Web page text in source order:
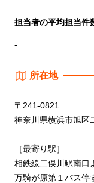
担当者の平均担当件
-
所在地
〒241-0821
神奈川県横浜市旭区
［最寄り駅］
相鉄線二俣川駅南口
万騎が原第１バス停